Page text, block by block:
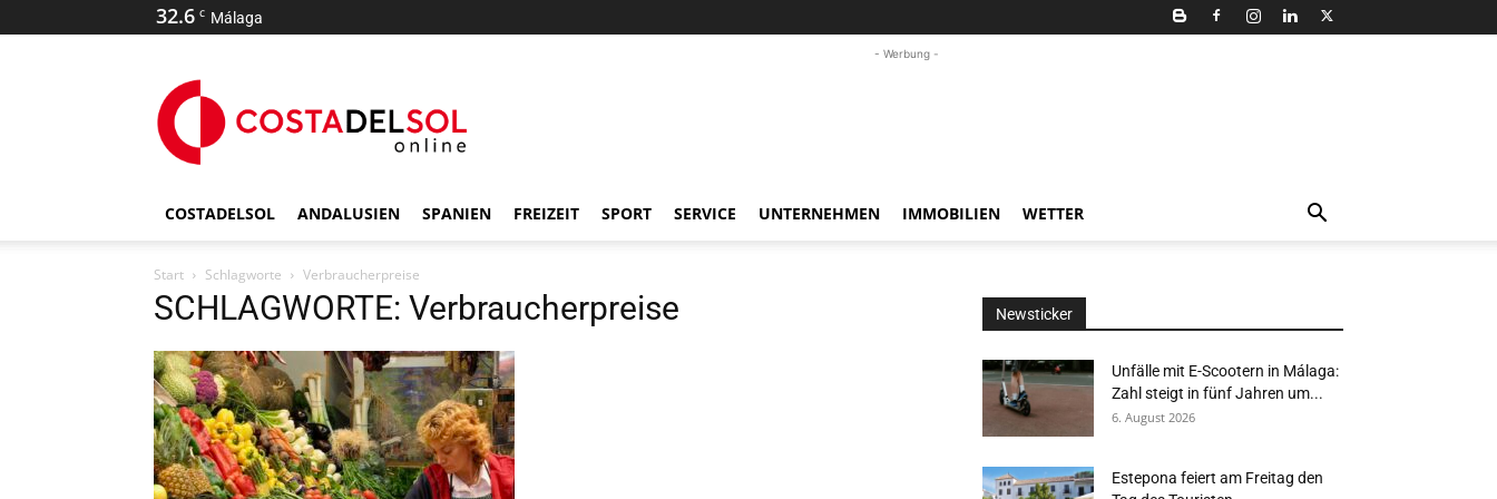
32.6 C Málaga
- Werbung -
COSTADELSOL ANDALUSIEN SPANIEN FREIZEIT SPORT SERVICE UNTERNEHMEN IMMOBILIEN WETTER
Start Schlagworte Verbraucherpreise
SCHLAGWORTE: Verbraucherpreise Newsticker
Unfälle mit E-Scootern in Málaga:
Zahl steigt in fünf Jahren um...
6. August 2026
Estepona feiert am Freitag den